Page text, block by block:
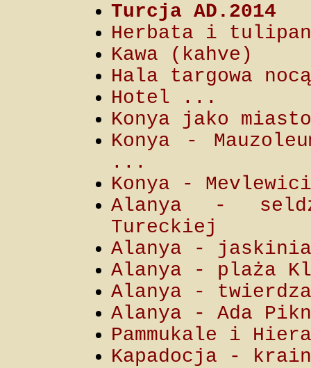
Turcja AD.2014
Herbata i
Kawa (kahve)
Hala targowa
Hotel ...
Konya jako miasto
Konya -
...
Konya -
Alanya -
Tureckiej
Alanya - jaskinia
Alanya - plaża
Alanya -
Alanya - Ada
Pammukale i
Kapadocja -